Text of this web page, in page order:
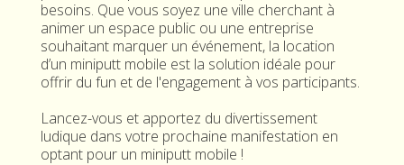
besoins. Que vous soyez une ville cherchant à
animer un espace public ou une entreprise
souhaitant marquer un événement, la location
d’un miniputt mobile est la solution idéale pour
offrir du fun et de l'engagement à vos participants.
Lancez-vous et apportez du divertissement
ludique dans votre prochaine manifestation en
optant pour un miniputt mobile !